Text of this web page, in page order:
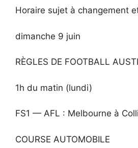
Horaire sujet à changement
dimanche 9 juin
RÈGLES DE FOOTBALL
1h du matin (lundi)
FS1 — AFL : Melbourne à
COURSE AUTOMOBILE